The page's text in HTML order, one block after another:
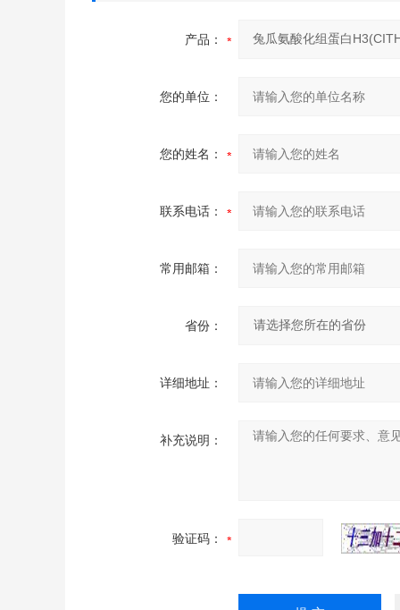
产品：
您的单位：
您的姓名：
联系电话：
常用邮箱：
省份：
详细地址：
补充说明：
验证码：